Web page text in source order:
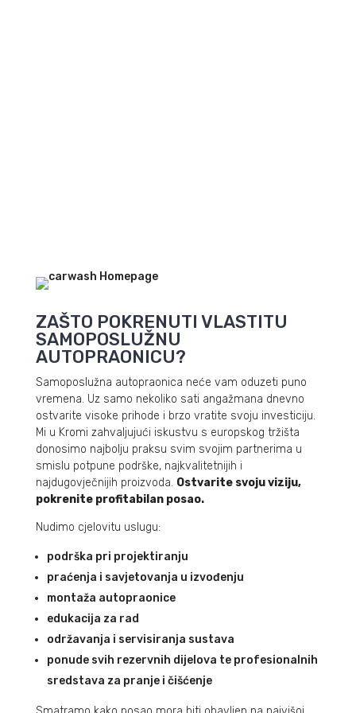
ZAŠTO POKRENUTI VLASTITU
SAMOPOSLUŽNU
AUTOPRAONICU?
Samoposlužna autopraonica neće vam oduzeti puno
vremena. Uz samo nekoliko sati angažmana dnevno
ostvarite visoke prihode i brzo vratite svoju investiciju.
Mi u Kromi zahvaljujući iskustvu s europskog tržišta
donosimo najbolju praksu svim svojim partnerima u
smislu potpune podrške, najkvalitetnijih i
najdugovječnijih proizvoda. Ostvarite svoju viziju,
pokrenite profitabilan posao.
Nudimo cjelovitu uslugu:
podrška pri projektiranju
praćenja i savjetovanja u izvođenju
montaža autopraonice
edukacija za rad
održavanja i servisiranja sustava
ponude svih rezervnih dijelova te profesionalnih
sredstava za pranje i čišćenje